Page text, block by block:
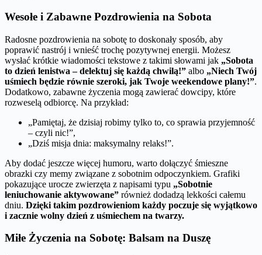
Wesołe i Zabawne Pozdrowienia na Sobota
Radosne pozdrowienia na sobotę to doskonały sposób, aby
poprawić nastrój i wnieść trochę pozytywnej energii. Możesz
wysłać krótkie wiadomości tekstowe z takimi słowami jak „Sobota
to dzień lenistwa – delektuj się każdą chwilą!” albo „Niech Twój
uśmiech będzie równie szeroki, jak Twoje weekendowe plany!”.
Dodatkowo, zabawne życzenia mogą zawierać dowcipy, które
rozweselą odbiorcę. Na przykład:
„Pamiętaj, że dzisiaj robimy tylko to, co sprawia przyjemność
– czyli nic!”,
„Dziś misja dnia: maksymalny relaks!”.
Aby dodać jeszcze więcej humoru, warto dołączyć śmieszne
obrazki czy memy związane z sobotnim odpoczynkiem. Grafiki
pokazujące urocze zwierzęta z napisami typu „Sobotnie
leniuchowanie aktywowane” również dodadzą lekkości całemu
dniu. Dzięki takim pozdrowieniom każdy poczuje się wyjątkowo
i zacznie wolny dzień z uśmiechem na twarzy.
Miłe Życzenia na Sobotę: Balsam na Duszę